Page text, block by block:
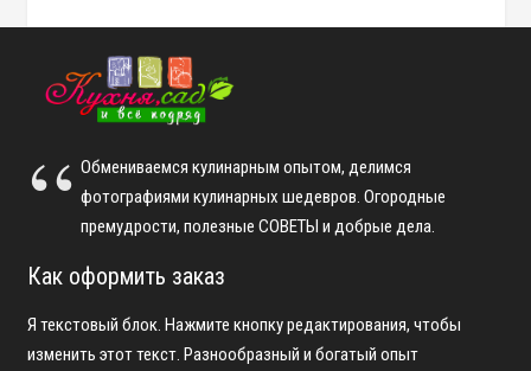
Обмениваемся кулинарным опытом, делимся
фотографиями кулинарных шедевров. Огородные
премудрости, полезные СОВЕТЫ и добрые дела.
Как оформить заказ
Я текстовый блок. Нажмите кнопку редактирования, чтобы
изменить этот текст. Разнообразный и богатый опыт